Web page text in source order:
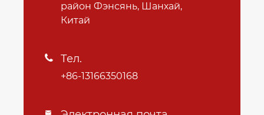
район Фэнсянь, Шанхай,
Китай
 Тел.
+86-13166350168
